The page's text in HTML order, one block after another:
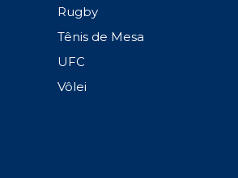
Rugby
Tênis de Mesa
UFC
Vôlei